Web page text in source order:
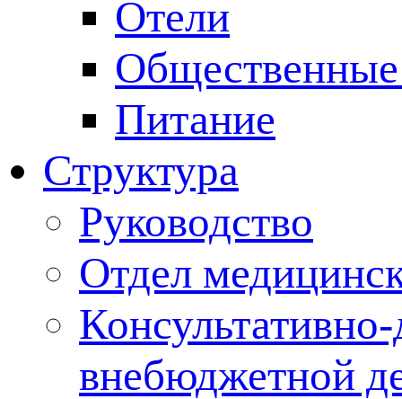
Отели
Общественные
Питание
Структура
Руководство
Отдел
внебюджетной